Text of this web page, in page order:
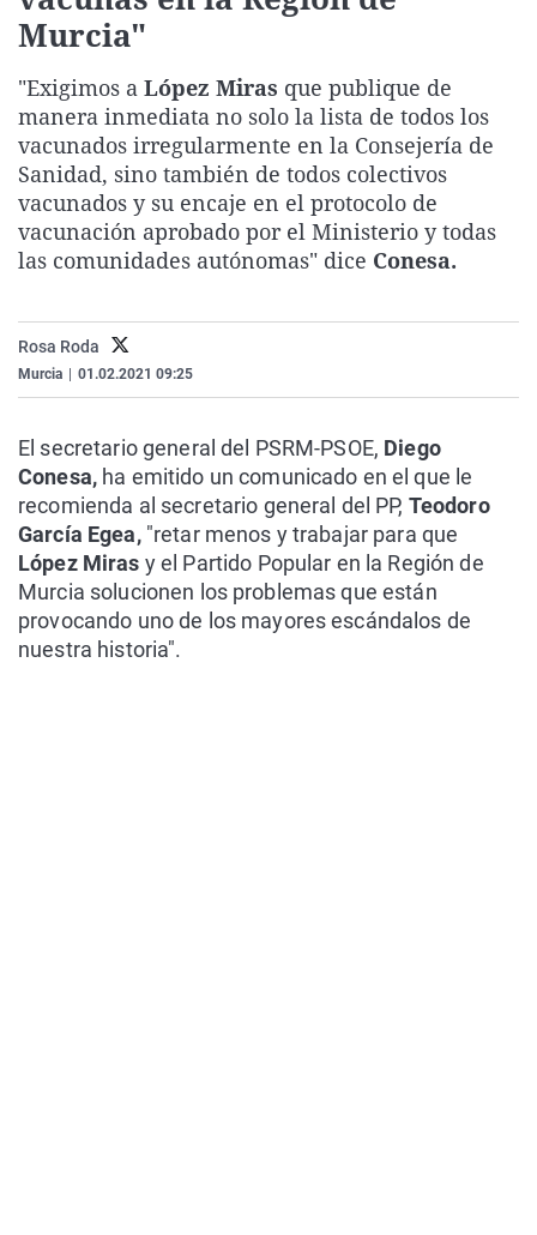
Como el perro y el
Equipo de
Operación Viuda
La Rioja
Navarra
País Vasco
Elecciones
Murcia"
"Exigimos a López Miras que publique de
manera inmediata no solo la lista de todos los
vacunados irregularmente en la Consejería de
Sanidad, sino también de todos colectivos
vacunados y su encaje en el protocolo de
vacunación aprobado por el Ministerio y todas
las comunidades autónomas" dice Conesa.
Rosa Roda
Murcia 01.02.2021 09:25
El secretario general del PSRM-PSOE, Diego
Conesa,ha emitido un comunicado en el que le
recomienda al secretario general del PP, Teodoro
García Egea,"retar menos y trabajar para que
López Miras y el Partido Popular en la Región de
Murcia solucionen los problemas que están
provocando uno de los mayores escándalos de
nuestra historia".